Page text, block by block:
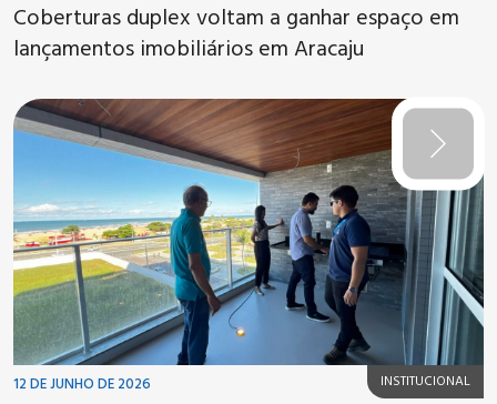
Coberturas duplex voltam a ganhar espaço em
lançamentos imobiliários em Aracaju
12 DE JUNHO DE 2026 INSTITUCIONAL